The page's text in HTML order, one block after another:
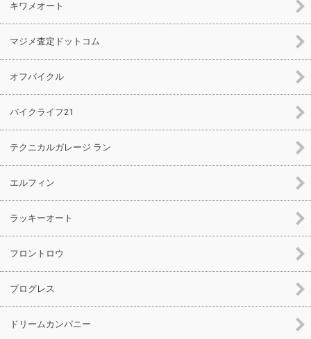
キワメオート
マジメ査定ドットコム
オフバイクル
バイクライフ21
テクニカルガレージ ラン
エルフィン
ラッキーオート
フロントロウ
プログレス
ドリームカンパニー